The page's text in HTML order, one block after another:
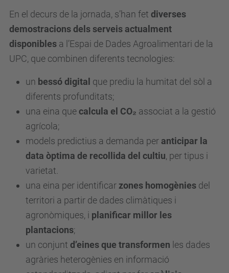
En el decurs de la jornada, s’han fet diverses
demostracions delsserveis actualment
disponibles a l’Espai de Dades Agroalimentari de la
UPC, que combinen diferents tecnologies:
un bessó digital que prediu la humitat del sòl a
diferents profunditats;
una eina quecalcula el CO₂ associat a la gestió
agrícola;
models predictius a demanda per anticipar la
data òptima de recollida del cultiu, per tipus i
varietat.
una eina per identificar zones homogènies del
territori a partir de dades climàtiques i
agronòmiques, i planificar millor les
plantacions;
un conjunt d’eines que transformen les dades
agràries heterogènies en informació